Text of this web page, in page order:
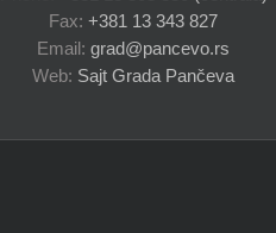
Fax: +381 13 343 827
Email: grad@pancevo.rs
Web: Sajt Grada Pančeva